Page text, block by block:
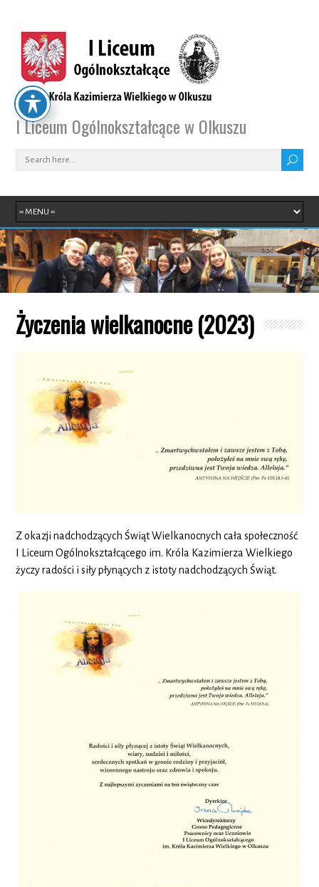
I Liceum Ogólnokształcące w Olkuszu
Życzenia wielkanocne (2023)
Z okazji nadchodzących Świąt Wielkanocnych cała społeczność
I Liceum Ogólnokształcącego im. Króla Kazimierza Wielkiego
życzy radości i siły płynących z istoty nadchodzących Świąt.